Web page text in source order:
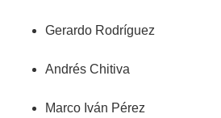
Gerardo Rodríguez
Andrés Chitiva
Marco Iván Pérez